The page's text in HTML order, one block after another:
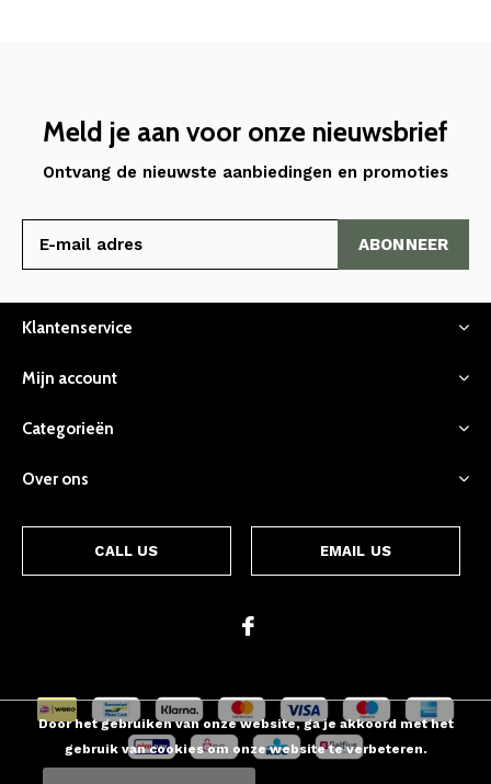
Meld je aan voor onze nieuwsbrief
Ontvang de nieuwste aanbiedingen en promoties
ABONNEER
Klantenservice
Mijn account
Categorieën
Over ons
CALL US EMAIL US
Door het gebruiken van onze website, ga je akkoord met het
gebruik van cookies om onze website te verbeteren.